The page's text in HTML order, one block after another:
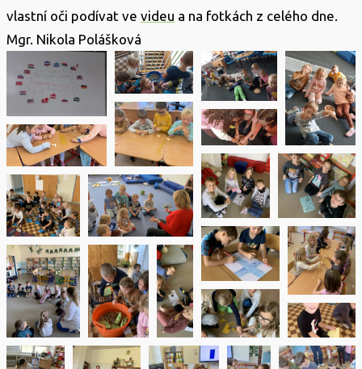
vlastní oči podívat ve videu a na fotkách z celého dne.
Mgr. Nikola Polášková